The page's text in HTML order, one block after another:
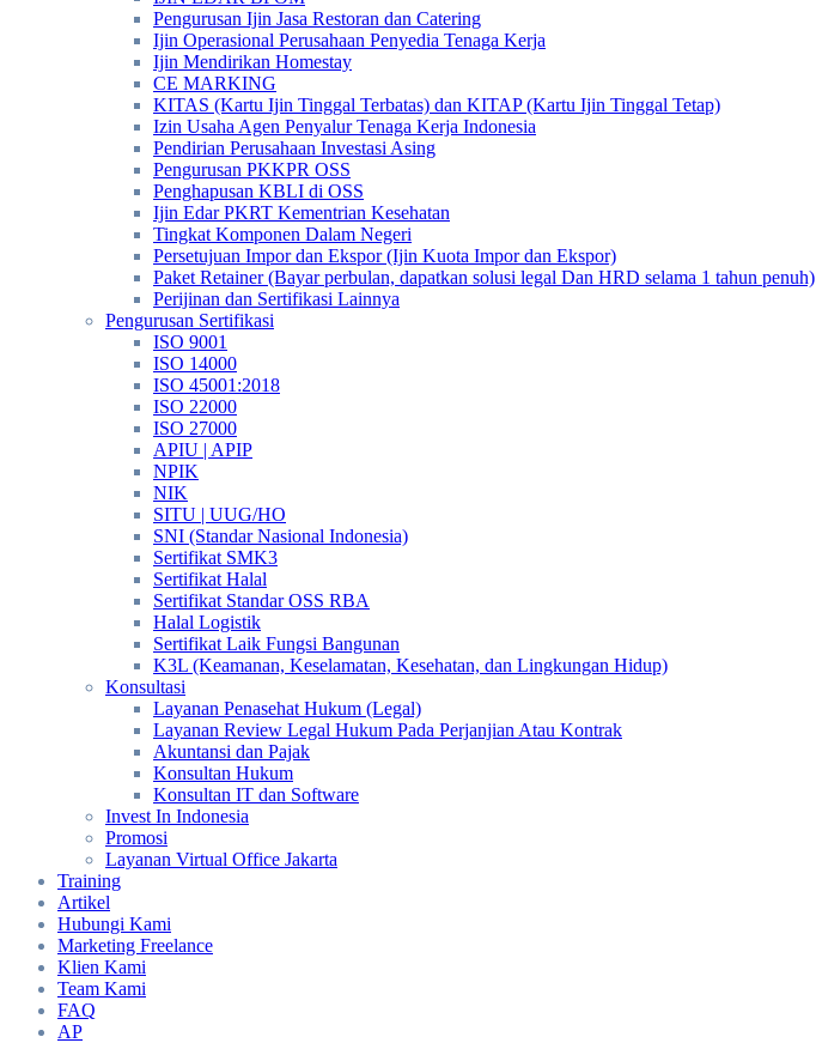
Pengurusan Ijin Jasa Restoran dan Catering
Ijin Operasional Perusahaan Penyedia Tenaga Kerja
Ijin Mendirikan Homestay
CE MARKING
KITAS (Kartu Ijin Tinggal Terbatas) dan KITAP (Kartu Ijin Tinggal Tetap)
Izin Usaha Agen Penyalur Tenaga Kerja Indonesia
Pendirian Perusahaan Investasi Asing
Pengurusan PKKPR OSS
Penghapusan KBLI di OSS
Ijin Edar PKRT Kementrian Kesehatan
Tingkat Komponen Dalam Negeri
Persetujuan Impor dan Ekspor (Ijin Kuota Impor dan Ekspor)
Paket Retainer (Bayar perbulan, dapatkan solusi legal Dan HRD selama 1 tahun penuh)
Perijinan dan Sertifikasi Lainnya
Pengurusan Sertifikasi
ISO 9001
ISO 14000
ISO 45001:2018
ISO 22000
ISO 27000
APIU | APIP
NPIK
NIK
SITU | UUG/HO
SNI (Standar Nasional Indonesia)
Sertifikat SMK3
Sertifikat Halal
Sertifikat Standar OSS RBA
Halal Logistik
Sertifikat Laik Fungsi Bangunan
K3L (Keamanan, Keselamatan, Kesehatan, dan Lingkungan Hidup)
Konsultasi
Layanan Penasehat Hukum (Legal)
Layanan Review Legal Hukum Pada Perjanjian Atau Kontrak
Akuntansi dan Pajak
Konsultan Hukum
Konsultan IT dan Software
Invest In Indonesia
Promosi
Layanan Virtual Office Jakarta
Training
Artikel
Hubungi Kami
Marketing Freelance
Klien Kami
Team Kami
FAQ
AP